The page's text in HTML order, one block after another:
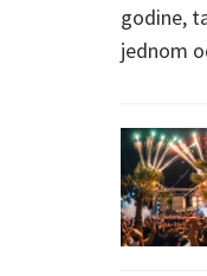
godine,
jednom